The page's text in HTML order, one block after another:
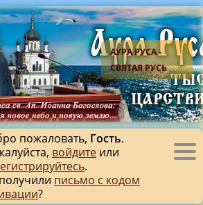
АУРА РУСА -
СВЯТАЯ РУСЬ
пожаловать, Гость.
войдите или
.
письмо с кодом
?